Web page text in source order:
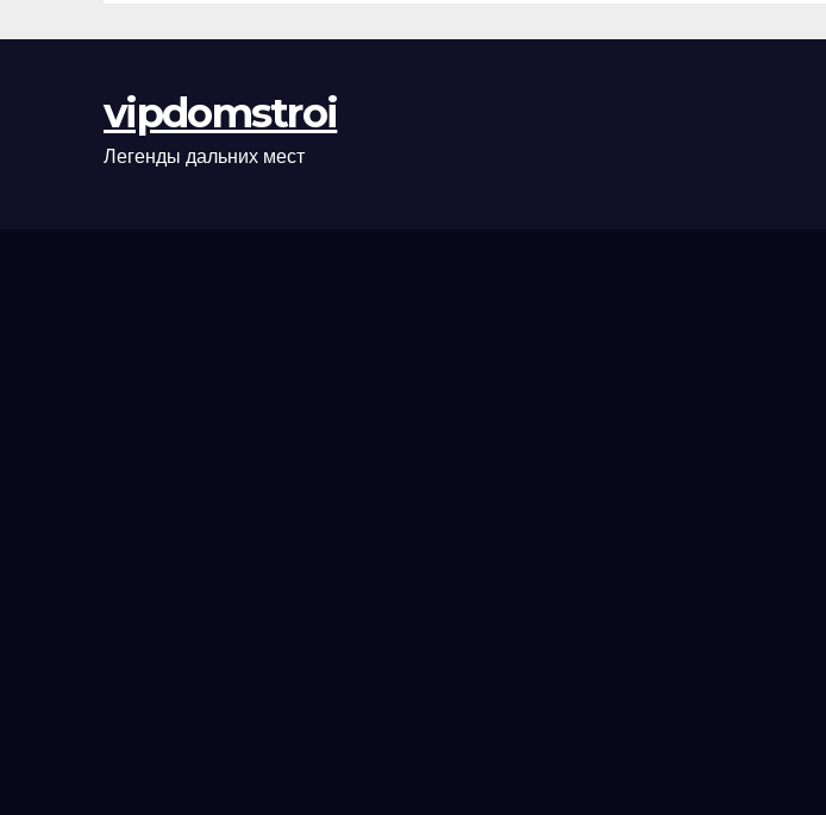
оформления
рыночные
ориентиры
vipdomstroi
Легенды дальних мест